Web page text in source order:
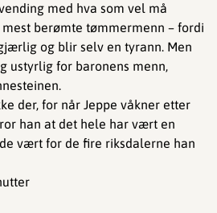
med hva som vel må
berømte tømmermenn – fordi
og blir selv en tyrann. Men
ustyrlig for baronens menn,
der, for når Jeppe våkner etter
han at det hele har vært en
vært for de fire riksdalerne han